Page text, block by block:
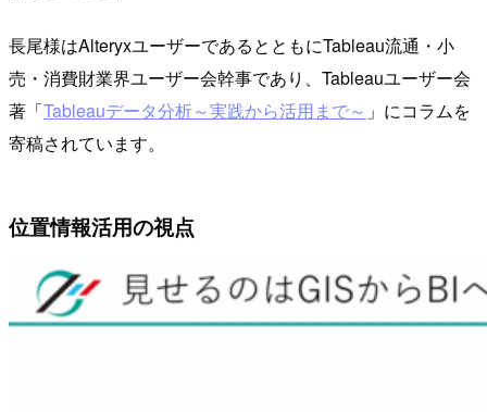
長尾様はAlteryxユーザーであるとともにTableau流通・小
売・消費財業界ユーザー会幹事であり、Tableauユーザー会
著「Tableauデータ分析～実践から活用まで～ 」にコラムを
寄稿されています。
位置情報活用の視点